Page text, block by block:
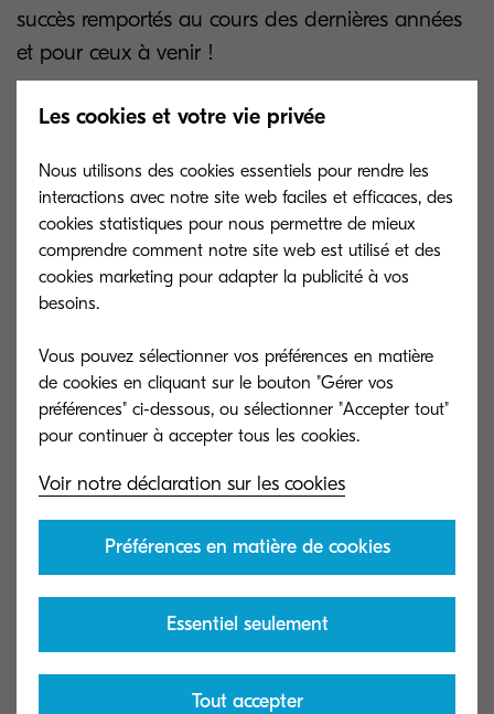
succès remportés au cours des dernières années
et pour ceux à venir !
Les cookies et votre vie privée
Nous utilisons des cookies essentiels pour rendre les
interactions avec notre site web faciles et efficaces, des
cookies statistiques pour nous permettre de mieux
comprendre comment notre site web est utilisé et des
cookies marketing pour adapter la publicité à vos
besoins.
Vous pouvez sélectionner vos préférences en matière
de cookies en cliquant sur le bouton "Gérer vos
préférences" ci-dessous, ou sélectionner "Accepter tout"
Voir notre déclaration sur les cookies
Préférences en matière de cookies
Essentiel seulement
Tout accepter